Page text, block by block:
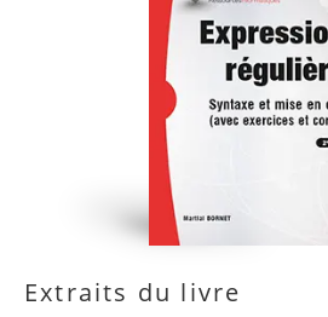
Extraits du livre